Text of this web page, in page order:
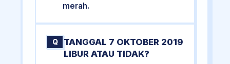
merah.
Q
TANGGAL 7 OKTOBER 2019
LIBUR ATAU TIDAK?